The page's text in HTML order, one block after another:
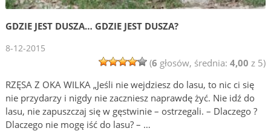
GDZIE JEST DUSZA… GDZIE JEST DUSZA?
8-12-2015
(6 głosów, średnia: 4,00 z 5)
RZĘSA Z OKA WILKA „Jeśli nie wejdziesz do lasu, to nic ci się
nie przydarzy i nigdy nie zaczniesz naprawdę żyć. Nie idź do
lasu, nie zapuszczaj się w gęstwinie – ostrzegali. – Dlaczego ?
Dlaczego nie mogę iść do lasu? – …